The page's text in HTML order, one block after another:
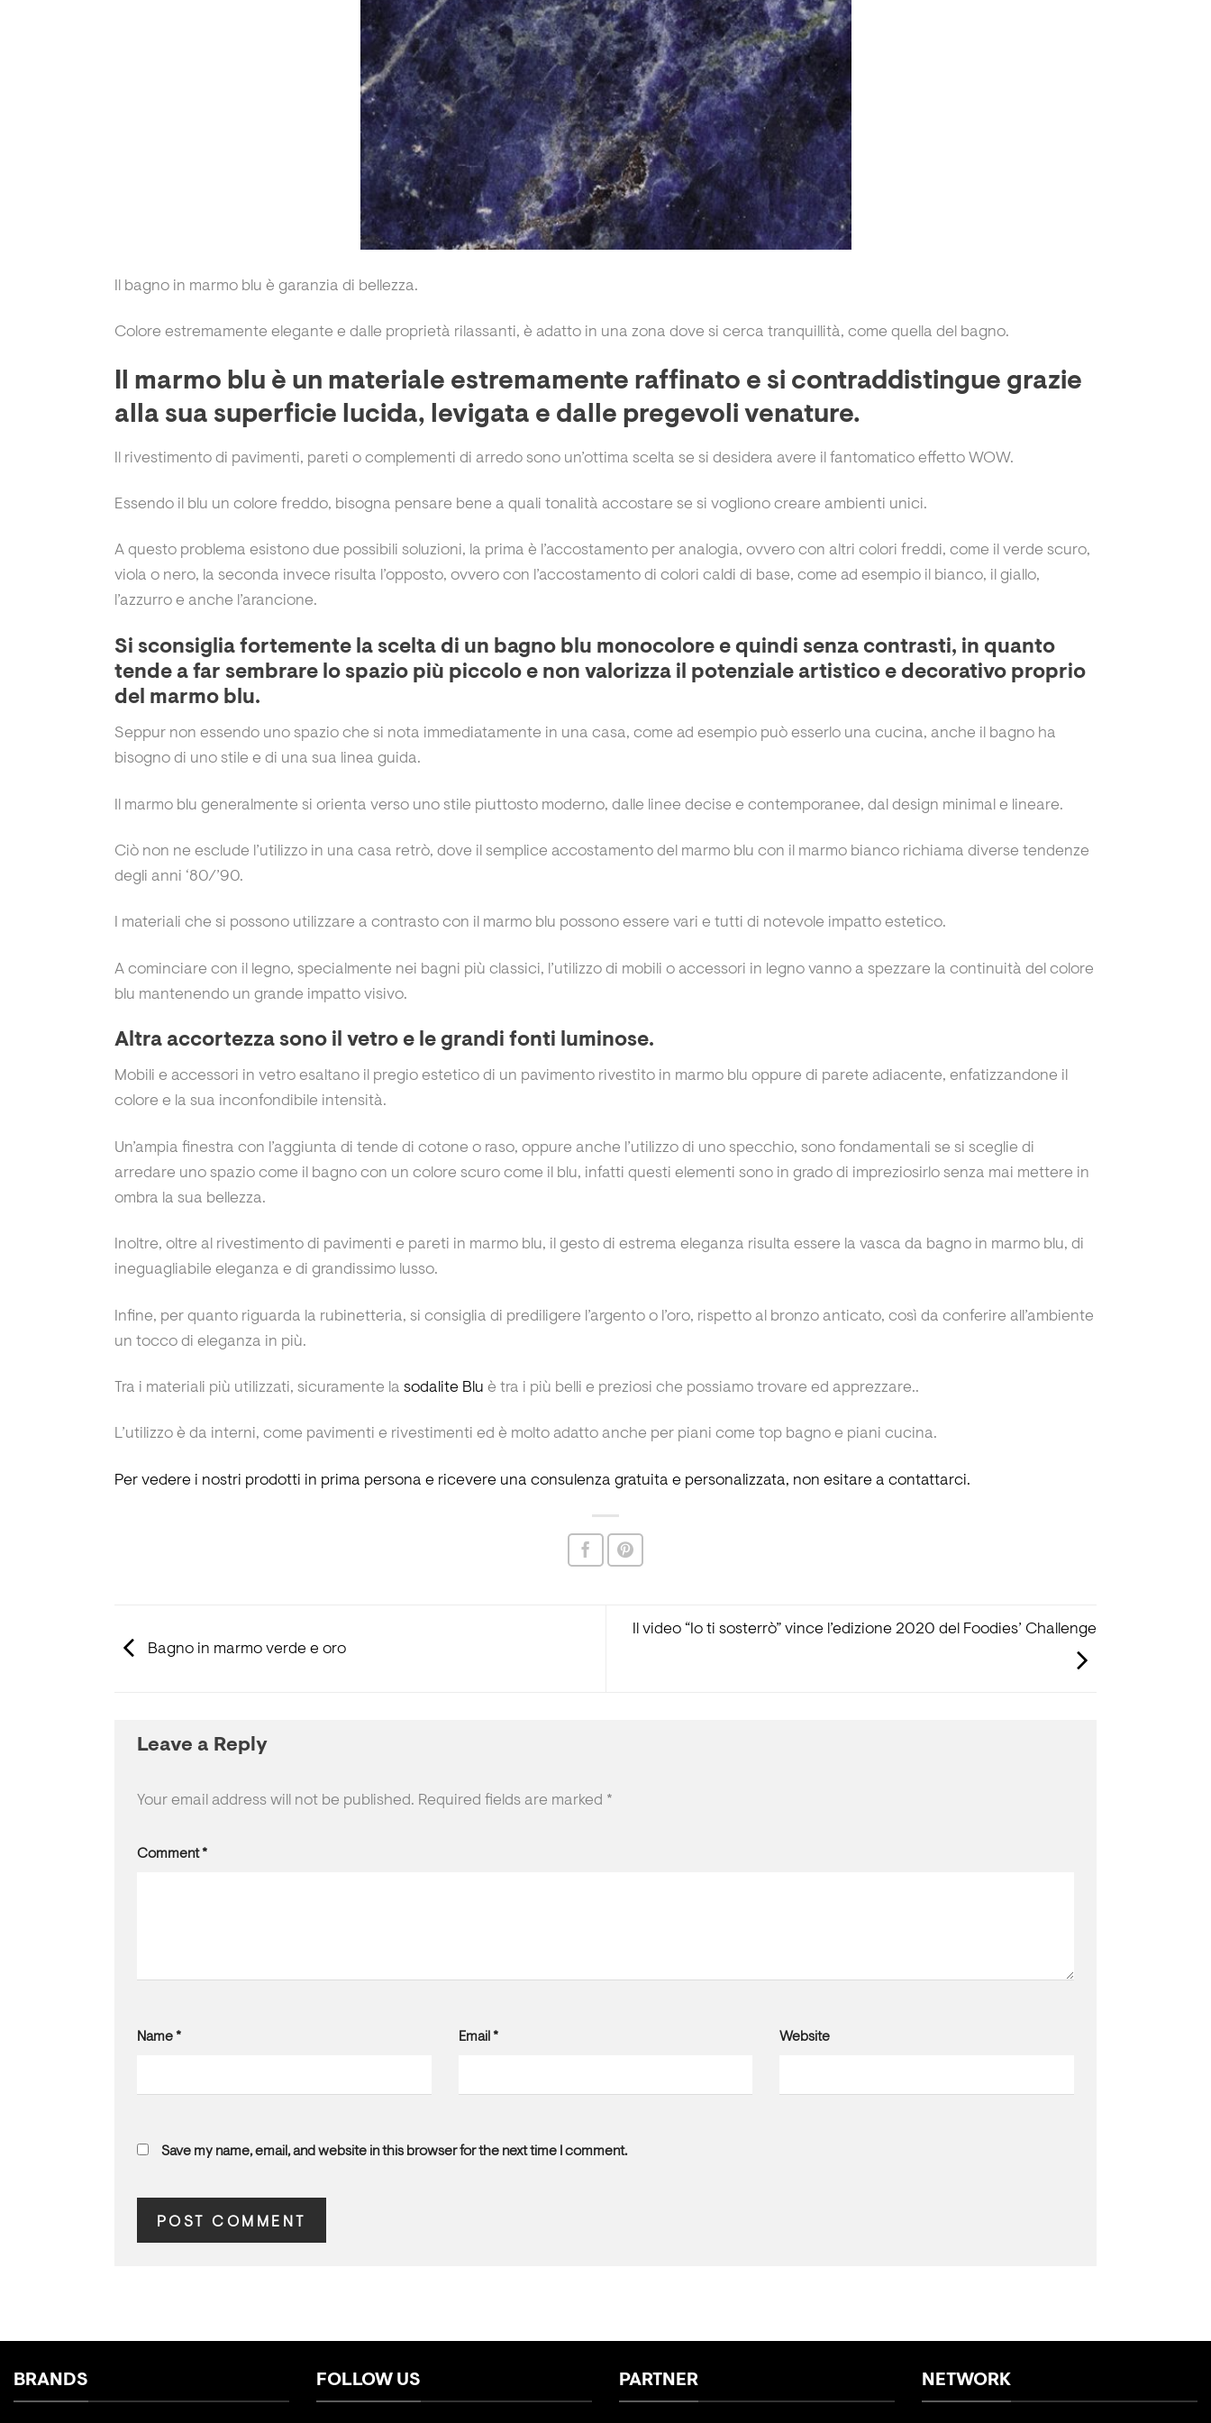
Il bagno in marmo blu è garanzia di bellezza.
Colore estremamente elegante e dalle proprietà rilassanti, è adatto in una zona dove si cerca tranquillità, come quella del bagno.
Il marmo blu è un materiale estremamente raffinato e si contraddistingue grazie
alla sua superficie lucida, levigata e dalle pregevoli venature.
Il rivestimento di pavimenti, pareti o complementi di arredo sono un’ottima scelta se si desidera avere il fantomatico effetto WOW.
Essendo il blu un colore freddo, bisogna pensare bene a quali tonalità accostare se si vogliono creare ambienti unici.
A questo problema esistono due possibili soluzioni, la prima è l’accostamento per analogia, ovvero con altri colori freddi, come il verde scuro,
viola o nero, la seconda invece risulta l’opposto, ovvero con l’accostamento di colori caldi di base, come ad esempio il bianco, il giallo,
l’azzurro e anche l’arancione.
Si sconsiglia fortemente la scelta di un bagno blu monocolore e quindi senza contrasti, in quanto
tende a far sembrare lo spazio più piccolo e non valorizza il potenziale artistico e decorativo proprio
del marmo blu.
Seppur non essendo uno spazio che si nota immediatamente in una casa, come ad esempio può esserlo una cucina, anche il bagno ha
bisogno di uno stile e di una sua linea guida.
Il marmo blu generalmente si orienta verso uno stile piuttosto moderno, dalle linee decise e contemporanee, dal design minimal e lineare.
Ciò non ne esclude l’utilizzo in una casa retrò, dove il semplice accostamento del marmo blu con il marmo bianco richiama diverse tendenze
degli anni ‘80/’90.
I materiali che si possono utilizzare a contrasto con il marmo blu possono essere vari e tutti di notevole impatto estetico.
A cominciare con il legno, specialmente nei bagni più classici, l’utilizzo di mobili o accessori in legno vanno a spezzare la continuità del colore
blu mantenendo un grande impatto visivo.
Altra accortezza sono il vetro e le grandi fonti luminose.
Mobili e accessori in vetro esaltano il pregio estetico di un pavimento rivestito in marmo blu oppure di parete adiacente, enfatizzandone il
colore e la sua inconfondibile intensità.
Un’ampia finestra con l’aggiunta di tende di cotone o raso, oppure anche l’utilizzo di uno specchio, sono fondamentali se si sceglie di
arredare uno spazio come il bagno con un colore scuro come il blu, infatti questi elementi sono in grado di impreziosirlo senza mai mettere in
ombra la sua bellezza.
Inoltre, oltre al rivestimento di pavimenti e pareti in marmo blu, il gesto di estrema eleganza risulta essere la vasca da bagno in marmo blu, di
ineguagliabile eleganza e di grandissimo lusso.
Infine, per quanto riguarda la rubinetteria, si consiglia di prediligere l’argento o l’oro, rispetto al bronzo anticato, così da conferire all’ambiente
un tocco di eleganza in più.
Tra i materiali più utilizzati, sicuramente la sodalite Blu è tra i più belli e preziosi che possiamo trovare ed apprezzare..
L’utilizzo è da interni, come pavimenti e rivestimenti ed è molto adatto anche per piani come top bagno e piani cucina.
Per vedere i nostri prodotti in prima persona e ricevere una consulenza gratuita e personalizzata, non esitare a contattarci.
Bagno in marmo verde e oro
Il video “Io ti sosterrò” vince l’edizione 2020 del Foodies’ Challenge
Leave a Reply
Your email address will not be published. Required fields are marked *
Comment*
Name* Email * Website
Save my name, email, and website in this browser for the next time I comment.
BRANDS FOLLOW US PARTNER NETWORK